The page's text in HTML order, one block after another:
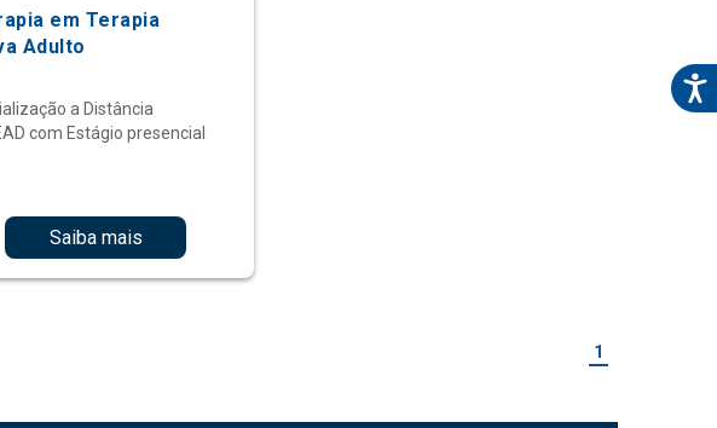
em Terapia
Adulto
a Distância
com Estágio presencial
Saiba mais
1